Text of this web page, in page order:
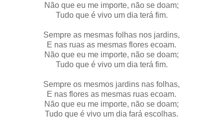
Não que eu me importe, não se doam;
Tudo que é vivo um dia terá fim.
Sempre as mesmas folhas nos jardins,
E nas ruas as mesmas flores ecoam.
Não que eu me importe, não se doam;
Tudo que é vivo um dia terá fim.
Sempre os mesmos jardins nas folhas,
E nas flores as mesmas ruas ecoam.
Não que eu me importe, não se doam;
Tudo que é vivo um dia fará escolhas.